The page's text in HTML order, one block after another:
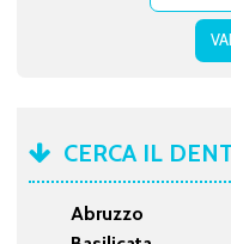
CERCA IL
Abruzzo